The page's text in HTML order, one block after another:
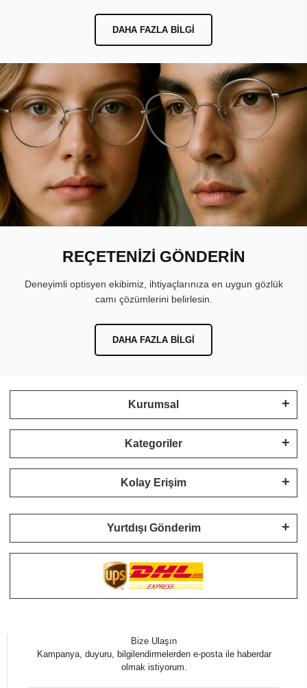
DAHA FAZLA BILGI
REÇETENİZİ GÖNDERİN
Deneyimli optisyen ekibimiz, ihtiyaçlarınıza en uygun gözlük
camı çözümlerini belirlesin.
DAHA FAZLA BILGI
Kurumsal
Kategoriler
Kolay Erişim
Yurtdışı Gönderim
Bize Ulaşın
Kampanya, duyuru, bilgilendirmelerden e-posta ile haberdar
olmak istiyorum.